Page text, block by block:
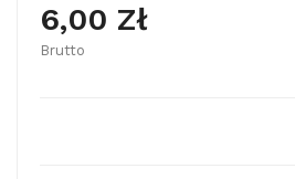
6,00 Zł
Brutto